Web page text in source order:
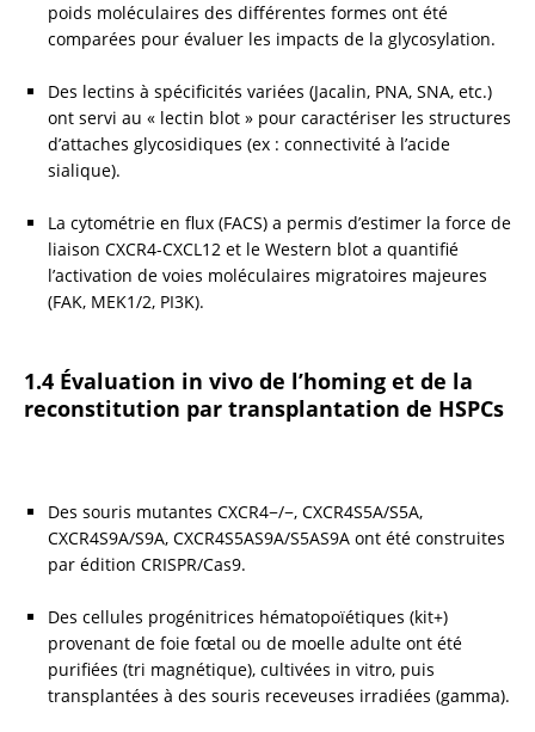
poids moléculaires des différentes formes ont été
comparées pour évaluer les impacts de la glycosylation.
Des lectins à spécificités variées (Jacalin, PNA, SNA, etc.)
ont servi au « lectin blot » pour caractériser les structures
d’attaches glycosidiques (ex : connectivité à l’acide
sialique).
La cytométrie en flux (FACS) a permis d’estimer la force de
liaison CXCR4-CXCL12 et le Western blot a quantifié
l’activation de voies moléculaires migratoires majeures
(FAK, MEK1/2, PI3K).
1.4 Évaluation in vivo de l’homing et de la
reconstitution par transplantation de HSPCs
Des souris mutantes CXCR4−/−, CXCR4S5A/S5A,
CXCR4S9A/S9A, CXCR4S5AS9A/S5AS9A ont été construites
par édition CRISPR/Cas9.
Des cellules progénitrices hématopoïétiques (kit+)
provenant de foie fœtal ou de moelle adulte ont été
purifiées (tri magnétique), cultivées in vitro, puis
transplantées à des souris receveuses irradiées (gamma).